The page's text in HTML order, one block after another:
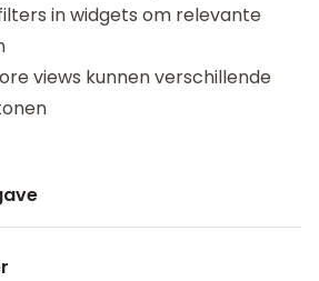
in widgets om relevante
views kunnen verschillende